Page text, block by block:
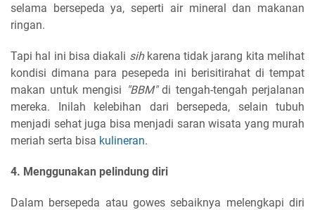
selama bersepeda ya, seperti air mineral dan makanan
ringan.
Tapi hal ini bisa diakali sihkarena tidak jarang kita melihat
kondisi dimana para pesepeda ini berisitirahat di tempat
makan untuk mengisi "BBM"di tengah-tengah perjalanan
mereka. Inilah kelebihan dari bersepeda, selain tubuh
menjadi sehat juga bisa menjadi saran wisata yang murah
meriah serta bisa kulineran.
4. Menggunakan pelindung diri
Dalam bersepeda atau gowes sebaiknya melengkapi diri